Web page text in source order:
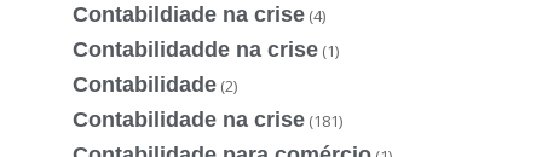
Contabildiade na crise (4)
Contabilidadde na crise (1)
Contabilidade (2)
Contabilidade na crise (181)